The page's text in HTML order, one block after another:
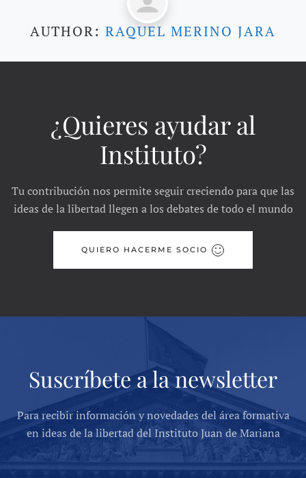
AUTHOR: RAQUEL MERINO JARA
¿Quieres ayudar al
Instituto?
Tu contribución nos permite seguir creciendo para que las
ideas de la libertad llegen a los debates de todo el mundo
QUIERO HACERME SOCIO
Suscríbete a la newsletter
Para recibir información y novedades del área formativa
en ideas de la libertad del Instituto Juan de Mariana